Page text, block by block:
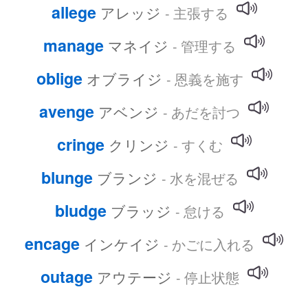
allege アレッジ - 主張する
manage マネイジ - 管理する
oblige オブライジ - 恩義を施す
avenge アベンジ - あだを討つ
cringe クリンジ - すくむ
blunge ブランジ - 水を混ぜる
bludge ブラッジ - 怠ける
encage インケイジ - かごに入れる
outage アウテージ - 停止状態